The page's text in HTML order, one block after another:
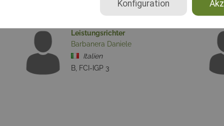
Konfiguration
Leistungsrichter
Barbanera Daniele
Italien
B, FCI-IGP 3